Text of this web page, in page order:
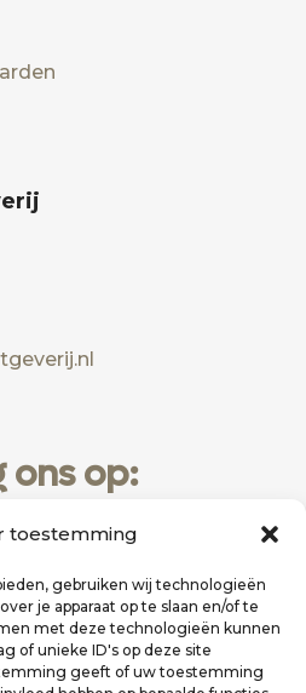
toestemming
gebruiken wij technologieën
je apparaat op te slaan en/of te
met deze technologieën kunnen
of unieke ID's op deze site
geeft of uw toestemming
ons op: